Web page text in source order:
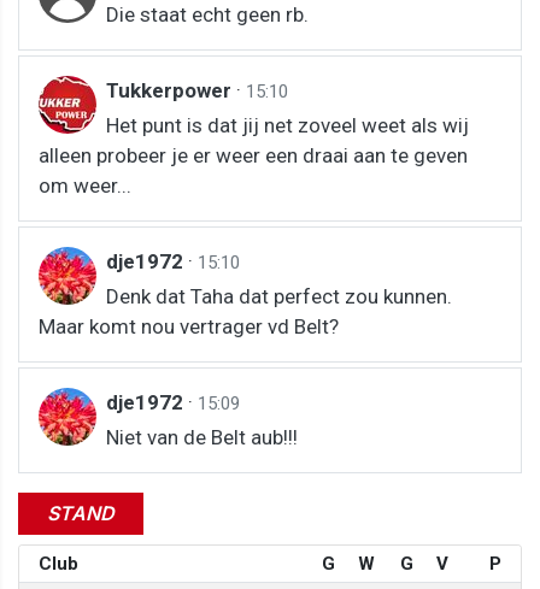
Die staat echt geen rb.
Tukkerpower · 15:10
Het punt is dat jij net zoveel weet als wij
alleen probeer je er weer een draai aan te geven
om weer...
dje1972 · 15:10
Denk dat Taha dat perfect zou kunnen.
Maar komt nou vertrager vd Belt?
dje1972 · 15:09
Niet van de Belt aub!!!
STAND
Club G W G V
P